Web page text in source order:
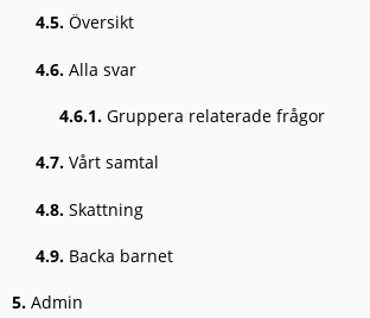
4.5. Översikt
4.6. Alla svar
4.6.1. Gruppera relaterade frågor
4.7. Vårt samtal
4.8. Skattning
4.9. Backa barnet
5. Admin